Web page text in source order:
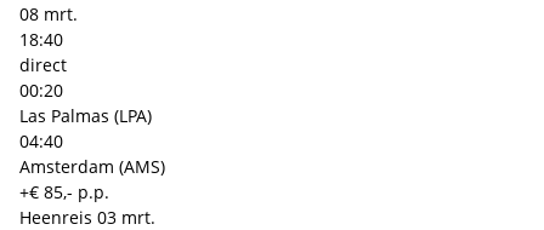
08 mrt.
18:40
direct
00:20
Las Palmas (LPA)
04:40
Amsterdam (AMS)
+€ 85,- p.p.
Heenreis 03 mrt.